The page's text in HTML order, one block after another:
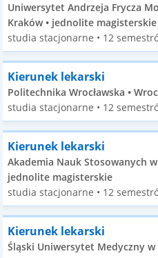
Uniwersytet Andrzeja Frycza
Kraków • jednolite magisterskie
studia stacjonarne • 12
Kierunek lekarski
Politechnika Wrocławska •
studia stacjonarne • 12
Kierunek lekarski
Akademia Nauk Stosowanych
jednolite magisterskie
studia stacjonarne • 12
Kierunek lekarski
Śląski Uniwersytet Medyczny w